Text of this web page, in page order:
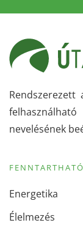
nevelésének
FENNTARTHATÓ
Energetika
Élelmezés